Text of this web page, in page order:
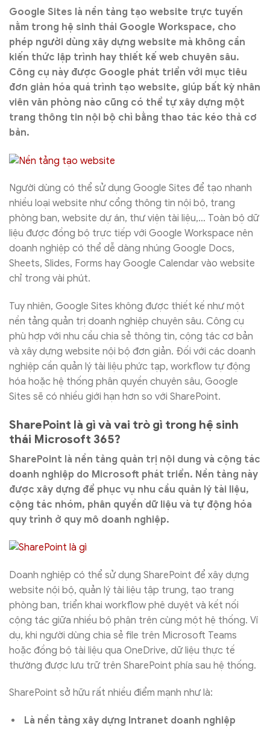
Google Sites là nền tảng tạo website trực tuyến
nằm trong hệ sinh thái Google Workspace, cho
phép người dùng xây dựng website mà không cần
kiến thức lập trình hay thiết kế web chuyên sâu.
Công cụ này được Google phát triển với mục tiêu
đơn giản hóa quá trình tạo website, giúp bất kỳ nhân
viên văn phòng nào cũng có thể tự xây dựng một
trang thông tin nội bộ chỉ bằng thao tác kéo thả cơ
bản.
Người dùng có thể sử dụng Google Sites để tạo nhanh
nhiều loại website như cổng thông tin nội bộ, trang
phòng ban, website dự án, thư viện tài liệu,… Toàn bộ dữ
liệu được đồng bộ trực tiếp với Google Workspace nên
doanh nghiệp có thể dễ dàng nhúng Google Docs,
Sheets, Slides, Forms hay Google Calendar vào website
chỉ trong vài phút.
Tuy nhiên, Google Sites không được thiết kế như một
nền tảng quản trị doanh nghiệp chuyên sâu. Công cụ
phù hợp với nhu cầu chia sẻ thông tin, cộng tác cơ bản
và xây dựng website nội bộ đơn giản. Đối với các doanh
nghiệp cần quản lý tài liệu phức tạp, workflow tự động
hóa hoặc hệ thống phân quyền chuyên sâu, Google
Sites sẽ có nhiều giới hạn hơn so với SharePoint.
SharePoint là gì và vai trò gì trong hệ sinh
thái Microsoft 365?
SharePoint là nền tảng quản trị nội dung và cộng tác
doanh nghiệp do Microsoft phát triển. Nền tảng này
được xây dựng để phục vụ nhu cầu quản lý tài liệu,
cộng tác nhóm, phân quyền dữ liệu và tự động hóa
quy trình ở quy mô doanh nghiệp.
Doanh nghiệp có thể sử dụng SharePoint để xây dựng
website nội bộ, quản lý tài liệu tập trung, tạo trang
phòng ban, triển khai workflow phê duyệt và kết nối
cộng tác giữa nhiều bộ phận trên cùng một hệ thống. Ví
dụ, khi người dùng chia sẻ file trên Microsoft Teams
hoặc đồng bộ tài liệu qua OneDrive, dữ liệu thực tế
thường được lưu trữ trên SharePoint phía sau hệ thống.
SharePoint sở hữu rất nhiều điểm mạnh như là:
Là nền tảng xây dựng Intranet doanh nghiệp